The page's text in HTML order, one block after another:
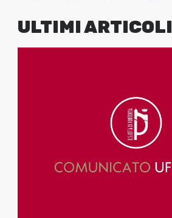
ULTIMI ARTICOLI